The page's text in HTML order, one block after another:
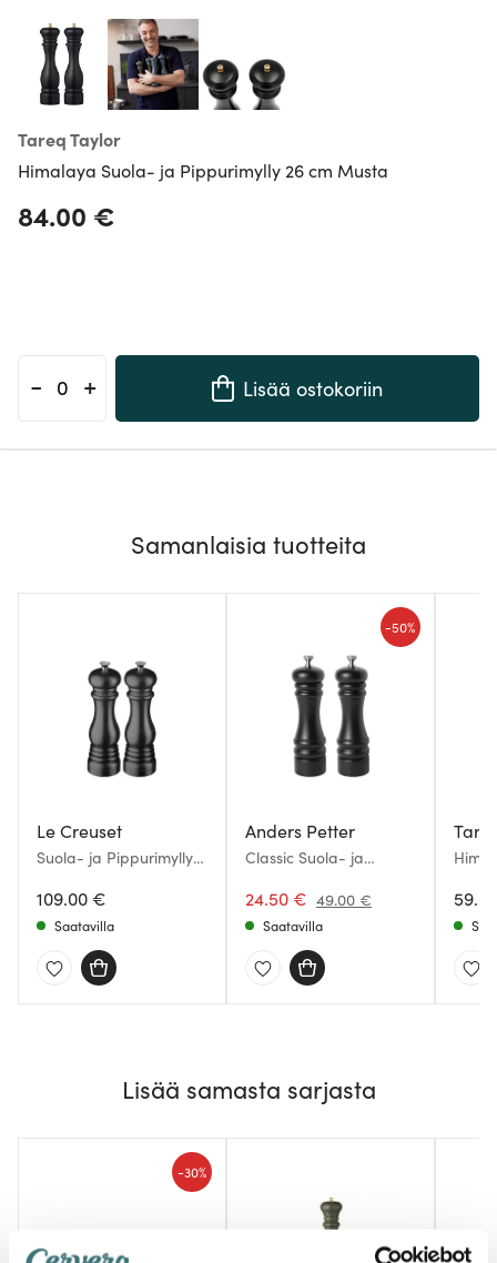
Tareq Taylor
Himalaya Suola- ja Pippurimylly 26 cm Musta
84.00 €
- + Lisää ostokoriin
Samanlaisia tuotteita
Le Creuset
Suola- ja Pippurimylly
109.00 €
Saatavilla
Anders Petter
Classic Suola- ja
Musta
24.50 € 49.00 €
-50%
Saatavilla
Lisää samasta sarjasta
-30%